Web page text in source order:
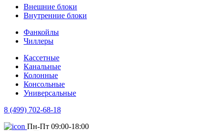
Внешние блоки
Внутренние блоки
Фанкойлы
Чиллеры
Кассетные
Канальные
Колонные
Консольные
Универсальные
8 (499) 702-68-18
Пн-Пт 09:00-18:00